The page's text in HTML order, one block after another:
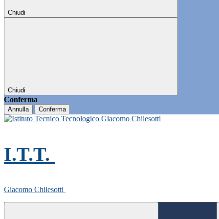
Chiudi
Chiudi
Conferma
Annulla Conferma
I.T.T.
Giacomo Chilesotti